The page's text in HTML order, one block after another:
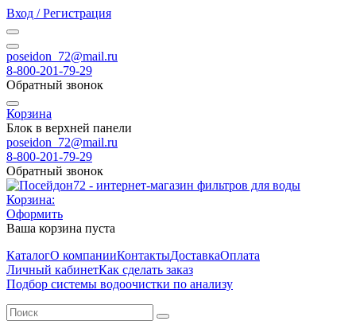
Вход / Регистрация
poseidon_72@mail.ru
8-800-201-79-29
Обратный звонок
Корзина
Блок в верхней панели
poseidon_72@mail.ru
8-800-201-79-29
Обратный звонок
Корзина:
Оформить
Ваша корзина пуста
КаталогО компанииКонтактыДоставкаОплата
Личный кабинетКак сделать заказ
Подбор системы водоочистки по анализу